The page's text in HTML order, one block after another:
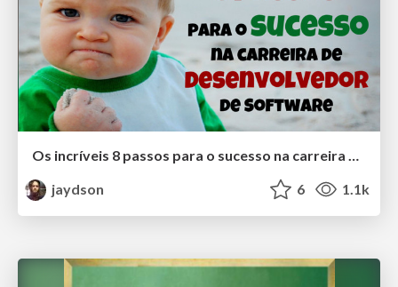
Os incríveis 8 passos para o sucesso na carreira de desenvolvedor de Software
jaydson
6 1.1k